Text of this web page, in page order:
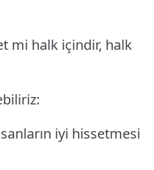
mi halk içindir, halk
iyi hissetmesi